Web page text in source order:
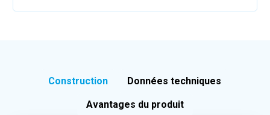
Construction Données techniques
Avantages du produit